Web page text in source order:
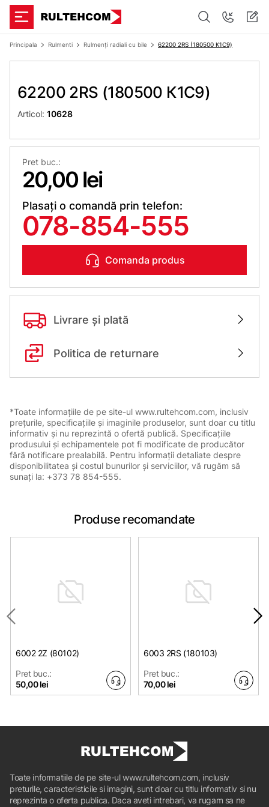
Principala Rulmenti Rulmenți radiali cu bile 62200 2RS (180500 К1С9)
62200 2RS (180500 К1С9)
Articol: 10628
Pret buc.:
20,00 lei
Plasați o comandă prin telefon:
078-854-555
Comanda produs
Livrare și plată
Politica de returnare
*Toate informațiile de pe site-ul www.rultehcom.com, inclusiv
prețurile, specificațiile și imaginile produselor, sunt doar cu titlu
informativ și nu reprezintă o ofertă publică. Specificațiile
produsului și echipamentele pot fi modificate de producător
fără notificare prealabilă. Pentru informații detaliate despre
disponibilitatea și costul bunurilor și serviciilor, vă rugăm să
sunați la: +373 78 854-555.
Produse recomandate
6002 2Z (80102)
Pret buc.:
50,00 lei
6003 2RS (180103)
Pret buc.:
70,00 lei
Toate informatiile de pe site-ul www.rultehcom.com, inclusiv
preturile, caracteristicile si imagini, sunt doar cu titlu informativ si nu
reprezinta o oferta publica. Daca aveti intrebari, va rugam sa ne